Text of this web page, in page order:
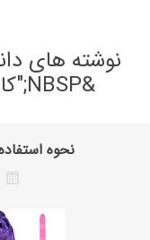
ورود به سیستم
فهرست علاقمندیها (0)
نوشته های
&NBSP;"کاپ قاعدگی و دوشیزکان"
نحوه